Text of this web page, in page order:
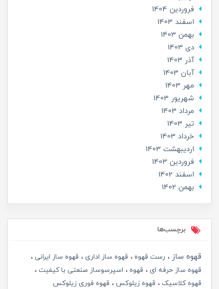
فروردین 1404
اسفند 1403
بهمن 1403
دی 1403
آذر 1403
آبان 1403
مهر 1403
شهریور 1403
مرداد 1403
تير 1403
خرداد 1403
ارديبهشت 1403
فروردین 1403
اسفند 1402
بهمن 1402
برچسب‌ها
قهوه ساز رست قهوه قهوه ساز اداری
قهوه ساز ایرانی
قهوه ساز حرفه ای
قهوه
اسپرسوساز صنعتی با کیفیت
قهوه کلاسیک
قهوه زیلوکس قهوه فوری زیلوکس